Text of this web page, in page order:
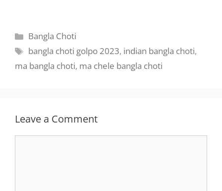
Categories
Bangla Choti
Tags
bangla choti golpo 2023, indian bangla choti,
ma bangla choti, ma chele bangla choti
Leave a Comment